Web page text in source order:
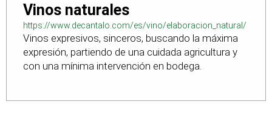
Vinos naturales
https://www.decantalo.com/es/vino/elaboracion_natural/
Vinos expresivos, sinceros, buscando la máxima
expresión, partiendo de una cuidada agricultura y
con una mínima intervención en bodega.